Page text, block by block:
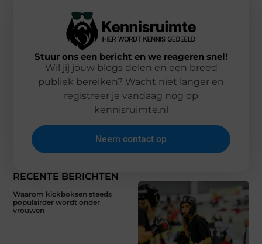
RECENTE BERICHTEN
Waarom kickboksen steeds
populairder wordt onder
vrouwen
Stuur ons een bericht en we reageren snel!
Wil jij jouw blogs delen en een breed
publiek bereiken? Wacht niet langer en
registreer je vandaag nog op
kennisruimte.nl
Neem contact op